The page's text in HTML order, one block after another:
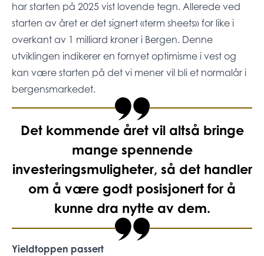
har starten på 2025 vist lovende tegn. Allerede ved
starten av året er det signert «term sheets» for like i
overkant av 1 milliard kroner i Bergen. Denne
utviklingen indikerer en fornyet optimisme i vest og
kan være starten på det vi mener vil bli et normalår i
bergensmarkedet.
Det kommende året vil altså bringe
mange spennende
investeringsmuligheter, så det handler
om å være godt posisjonert for å
kunne dra nytte av dem.
Yieldtoppen passert